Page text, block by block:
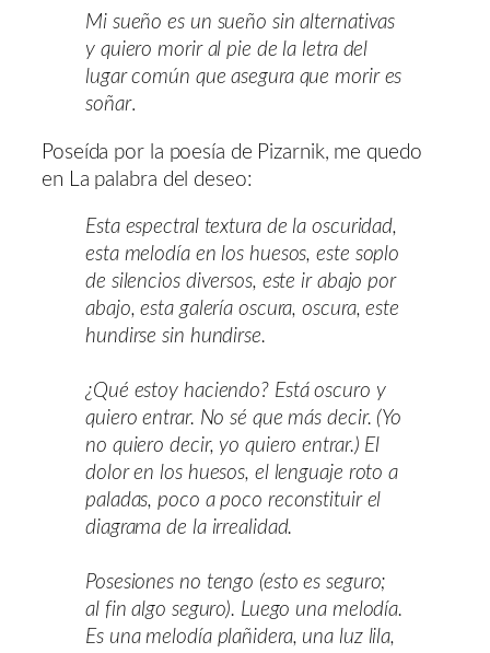
Mi sueño es un sueño sin alternativas
y quiero morir al pie de la letra del
lugar común que asegura que morir es
soñar.
Poseída por la poesía de Pizarnik, me quedo
en La palabra del deseo:
Esta espectral textura de la oscuridad,
esta melodía en los huesos, este soplo
de silencios diversos, este ir abajo por
abajo, esta galería oscura, oscura, este
hundirse sin hundirse.
¿Qué estoy haciendo? Está oscuro y
quiero entrar. No sé que más decir. (Yo
no quiero decir, yo quiero entrar.) El
dolor en los huesos, el lenguaje roto a
paladas, poco a poco reconstituir el
diagrama de la irrealidad.
Posesiones no tengo (esto es seguro;
al fin algo seguro). Luego una melodía.
Es una melodía plañidera, una luz lila,